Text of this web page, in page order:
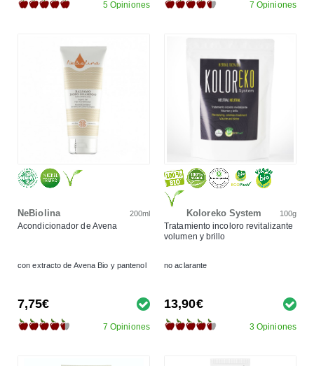
5 Opiniones 7 Opiniones
NeBiolina 200ml
Acondicionador de Avena
con extracto de Avena Bio y pantenol
7,75€
7 Opiniones
Koloreko System 100g
Tratamiento incoloro revitalizante
volumen y brillo
no aclarante
13,90€
3 Opiniones